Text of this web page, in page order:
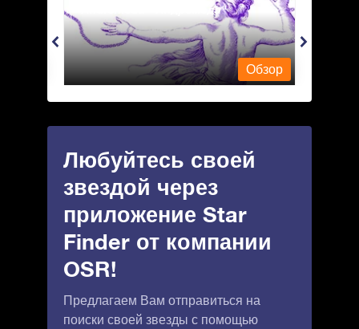
Andromeda - Андромеда
Обзор
Любуйтесь своей
звездой через
приложение Star
Finder от компании
OSR!
Предлагаем Вам отправиться на
поиски своей звезды с помощью